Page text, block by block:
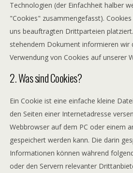
Technologien (der Einfachheit halber
"Cookies" zusammengefasst).
uns beauftragten Drittparteien
stehendem Dokument informieren wir
Verwendung von Cookies auf unserer
2. Was sind Cookies?
Ein Cookie ist eine einfache kleine
den Seiten einer Internetadresse
Webbrowser auf dem PC oder einem
gespeichert werden kann. Die darin
Informationen können während
oder den Servern relevanter